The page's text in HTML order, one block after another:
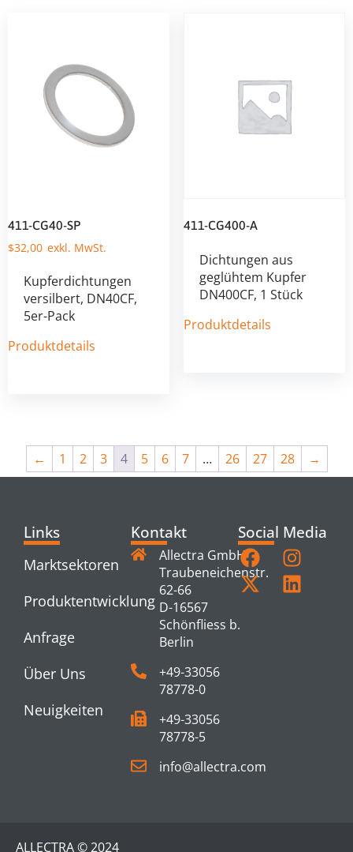
411-CG40-SP
$32,00
Kupferdichtungen
versilbert, DN40CF,
5er-Pack
Produktdetails
411-CG400-A
Dichtungen aus
geglühtem Kupfer
DN400CF, 1 Stück
Produktdetails
← 1 2 3 4 5 6 7 … 26 27 28 →
Links
Marktsektoren
Produktentwicklung
Anfrage
Über Uns
Neuigkeiten
Kontakt
Allectra GmbH
Traubeneichenstr.
62-66
D-16567
Schönfliess b.
Berlin
+49-33056
78778-0
+49-33056
78778-5
info@allectra.com
Social Media
ALLECTRA © 2024